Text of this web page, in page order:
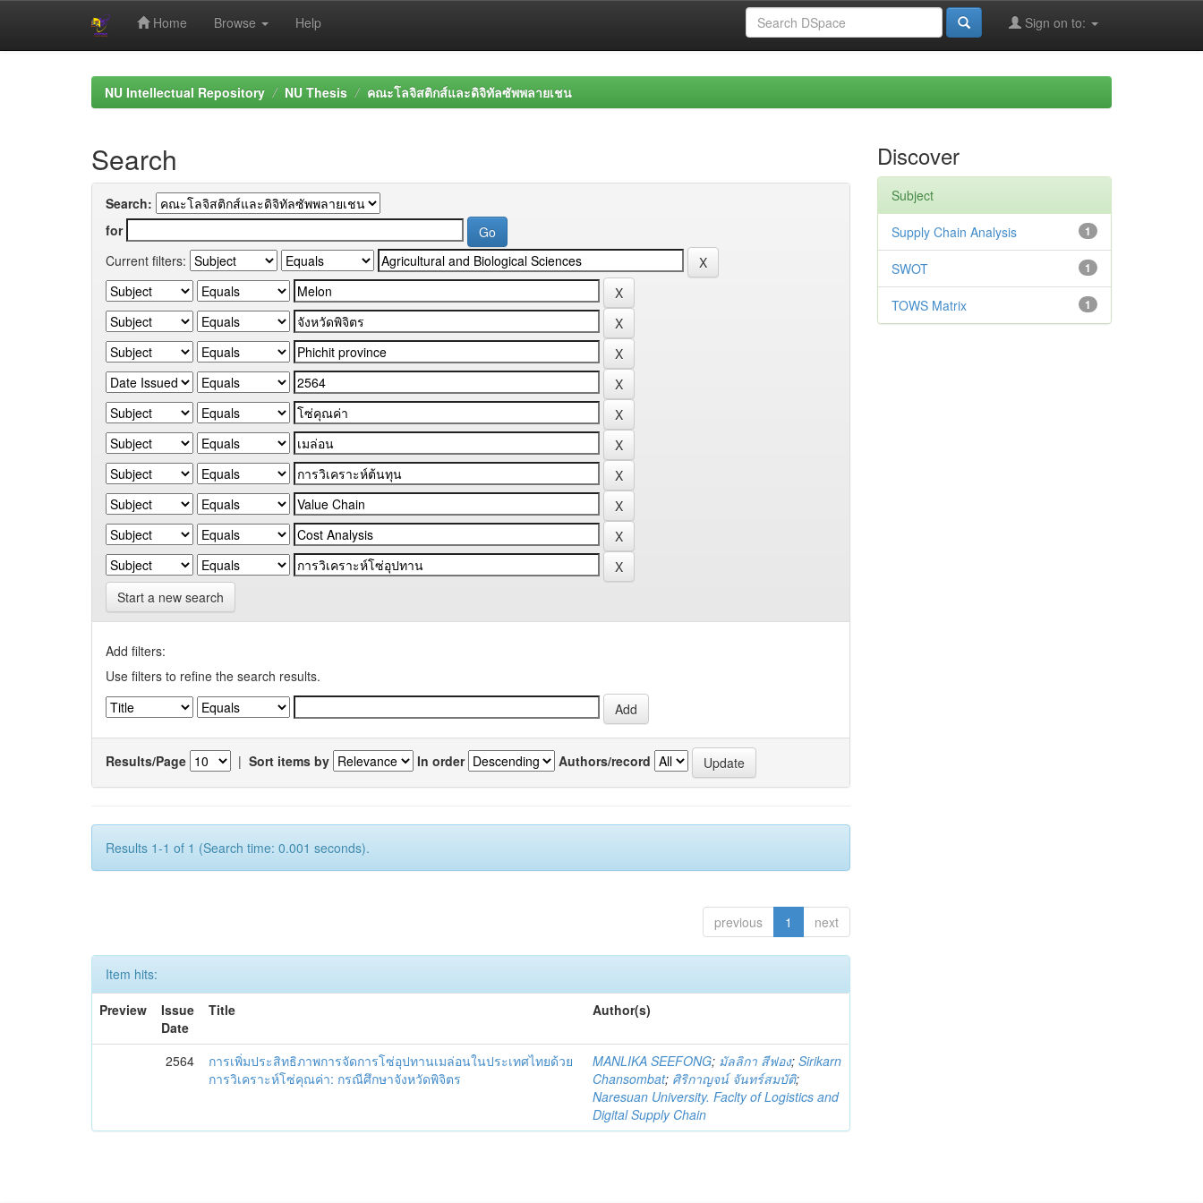
Home Browse Help Sign on to:
NU Intellectual Repository NU Thesis คณะโลจิสติกส์และดิจิทัลซัพพลายเชน
Search
Search:
for
Current filters:
Start a new search
Add filters:
Use filters to refine the search results.
Results/Page | Sort items by In order Authors/record
Results 1-1 of 1 (Search time: 0.001 seconds).
previous 1 next
Item hits:
Preview
Issue
Date
Title Author(s)
2564
การเพิ่มประสิทธิภาพการจัดการโซ่อุปทานเมล่อนในประเทศไทยด้วย
การวิเคราะห์โซ่คุณค่า: กรณีศึกษาจังหวัดพิจิตร
MANLIKA SEEFONG; มัลลิกา สีฟอง;Sirikarn
Chansombat; ศิริกาญจน์ จันทร์สมบัติ;
Naresuan University. Faclty of Logistics and
Digital Supply Chain
Discover
Subject
1
Supply Chain Analysis
1
SWOT
1
TOWS Matrix